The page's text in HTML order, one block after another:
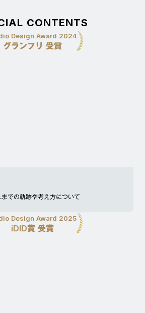
CONTENTS
Design Award 2024
グランプリ 受賞
での軌跡や考え方について
Design Award 2025
iDID賞 受賞